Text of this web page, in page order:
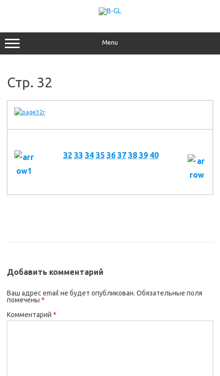
Menu
Стр. 32
32 33 34 35 36 37 38 39 40
Добавить комментарий
Ваш адрес email не будет опубликован. Обязательные поля
помечены *
Комментарий *